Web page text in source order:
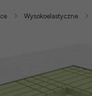
Wysokoelastyczne